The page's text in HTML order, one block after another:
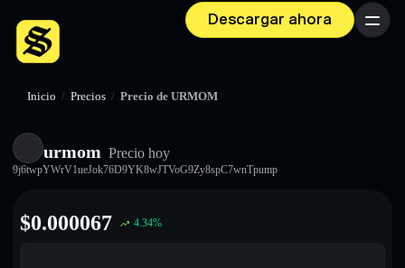
Descargar ahora Menú
Inicio / Precios / Precio de URMOM
urmom Precio hoy
9j6twpYWrV1ueJok76D9YK8wJTVoG9Zy8spC7wnTpump
$0.000067 4.34%